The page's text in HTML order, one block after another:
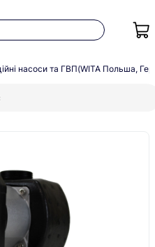
насоси та ГВП(WITA Польша,